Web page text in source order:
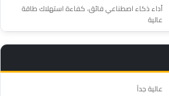
أداء ذكاء اصطناعي فائق، كفاءة استهلاك طاقة
عالية
عالية جداً